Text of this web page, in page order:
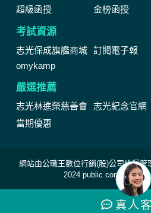
超級函授 金榜函授
考試資源
志光保成旗艦商城 訂閱電子報
omykamp
嚴選推薦
志光林進榮慈善會 志光紀念官網
當期優惠
網站由公職王數位行銷(股)公司維運
2024 public.com.tw All
真人